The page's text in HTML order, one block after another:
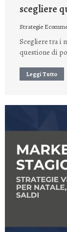
scegliere
Strategie
Scegliere tra i
questione di
Leggi Tutto